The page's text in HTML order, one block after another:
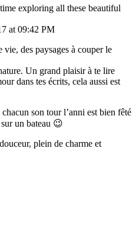
exploring all these beautiful
at 09:42 PM
des paysages à couper le
Un grand plaisir à te lire
dans tes écrits, cela aussi est
son tour l’anni est bien fêté
un bateau 😉
plein de charme et